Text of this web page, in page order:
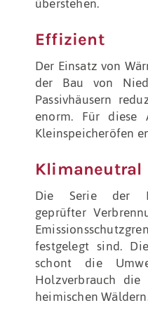
Effizient
Der Einsatz von
der Bau von
Passivhäusern
enorm. Für diese
Kleinspeicheröfen
Klimaneutral
Die Serie der
geprüfter
festgelegt sind.
schont die
Holzverbrauch die
heimischen